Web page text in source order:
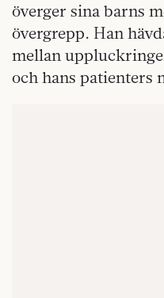
överger sina barns
övergrepp. Han
mellan
och hans patienters